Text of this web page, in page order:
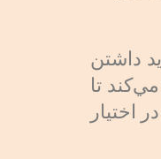
داشتن
تا
اختيار